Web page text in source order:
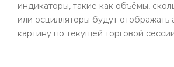
индикаторы, такие как объёмы,
или осцилляторы будут отображать
картину по текущей торговой